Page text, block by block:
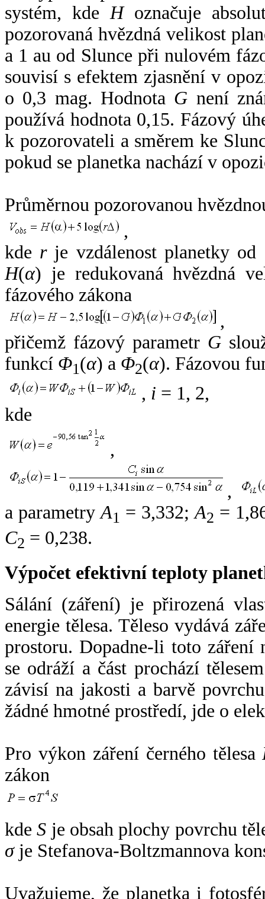
systém, kde Hoznačuje
pozorovaná hvězdná velikost
a 1 au od Slunce při nulovém
souvisí s efektem zjasnění v
o 0,3 mag. Hodnota G není
používá hodnota 0,15. Fázový
k pozorovateli a směrem ke
pokud se planetka nachází v
Průměrnou pozorovanou
,
kde rje vzdálenost planetky od
H(α) je redukovaná hvězdná
fázového zákona
,
přičemž fázový parametr G
funkcí Φ1(α) a Φ2(α). Fázovou
, i = 1, 2,
kde
,
,
a parametryA1 = 3,332;A2 =
C2 = 0,238.
Výpočet efektivní teploty
Sálání (záření) je přirozená
energie tělesa. Těleso vydává
prostoru. Dopadne-li toto záření
se odráží a část prochází
závisí na jakosti a barvě
žádné hmotné prostředí, jde o
Pro výkon záření černého tělesa
zákon
kdeS je obsah plochy povrchu
σje Stefanova-Boltzmannova
Uvažujeme, že planetka i